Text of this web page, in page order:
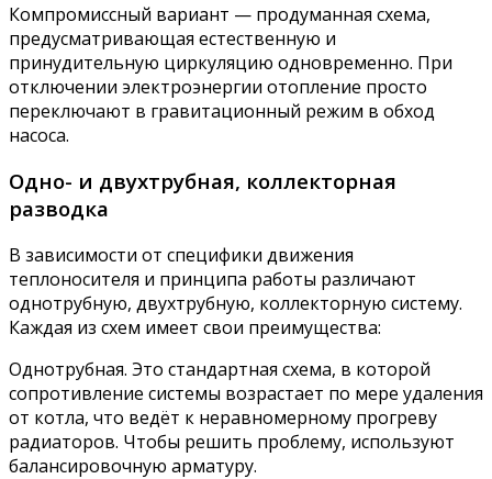
Компромиссный вариант — продуманная схема,
предусматривающая естественную и
принудительную циркуляцию одновременно. При
отключении электроэнергии отопление просто
переключают в гравитационный режим в обход
насоса.
Одно- и двухтрубная, коллекторная
разводка
В зависимости от специфики движения
теплоносителя и принципа работы различают
однотрубную, двухтрубную, коллекторную систему.
Каждая из схем имеет свои преимущества:
Однотрубная. Это стандартная схема, в которой
сопротивление системы возрастает по мере удаления
от котла, что ведёт к неравномерному прогреву
радиаторов. Чтобы решить проблему, используют
балансировочную арматуру.